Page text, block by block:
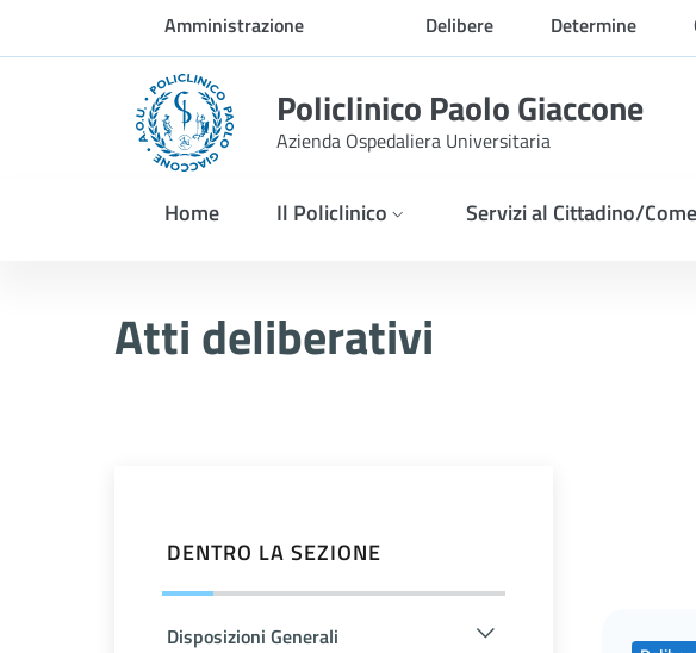
Skip to Main ContentAmministrazione
trasparente
Delibere Determine
Policlinico Paolo Giaccone
Azienda Ospedaliera Universitaria
Home Il Policlinico Servizi al Cittadino/
Atti deliberativi
DENTRO LA SEZIONE
Disposizioni Generali